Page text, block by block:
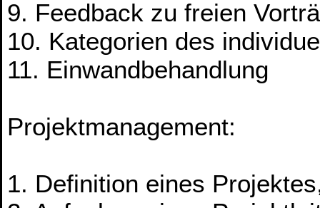
9. Feedback zu freien
10. Kategorien des
11. Einwandbehandlung
Projektmanagement:
1. Definition eines